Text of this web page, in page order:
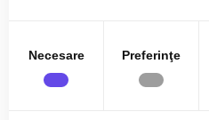
• Pereti: vopsea lavabila, faianta;
• Podele: parchet, gresie.
Mobilata
Necesare Preferinţe